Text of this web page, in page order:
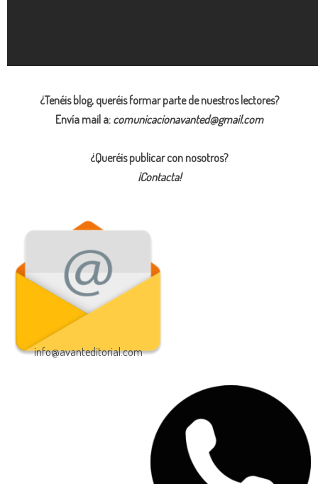
¿Tenéis blog, queréis formar parte de nuestros lectores?
Envía mail a:comunicacionavanted@gmail.com
¿Queréis publicar con nosotros?
¡Contacta!
info@avanteditorial.com